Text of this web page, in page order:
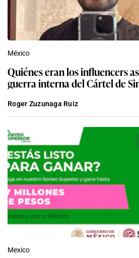
México
Quiénes eran los influencers
guerra interna del Cártel de
Roger Zuzunaga Ruiz
Mexico